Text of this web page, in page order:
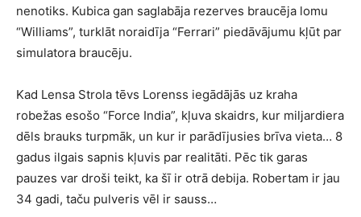
nenotiks. Kubica gan saglabāja rezerves braucēja lomu
“Williams”, turklāt noraidīja “Ferrari” piedāvājumu kļūt par
simulatora braucēju.
Kad Lensa Strola tēvs Lorenss iegādājās uz kraha
robežas esošo “Force India”, kļuva skaidrs, kur miljardiera
dēls brauks turpmāk, un kur ir parādījusies brīva vieta… 8
gadus ilgais sapnis kļuvis par realitāti. Pēc tik garas
pauzes var droši teikt, ka šī ir otrā debija. Robertam ir jau
34 gadi, taču pulveris vēl ir sauss…